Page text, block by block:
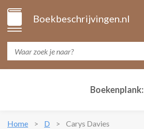
Boekbeschrijvingen.nl
Boekenplank:
Home D Carys Davies